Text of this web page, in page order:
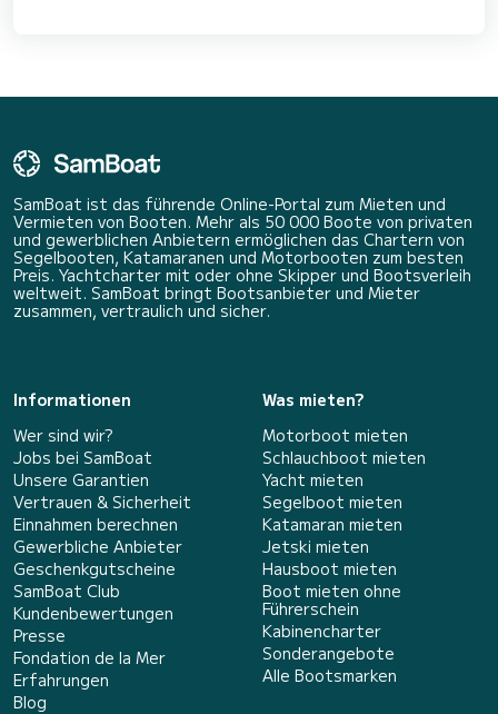
SamBoat ist das führende Online-Portal zum Mieten und
Vermieten von Booten. Mehr als 50 000 Boote von privaten
und gewerblichen Anbietern ermöglichen das Chartern von
Segelbooten, Katamaranen und Motorbooten zum besten
Preis. Yachtcharter mit oder ohne Skipper und Bootsverleih
weltweit. SamBoat bringt Bootsanbieter und Mieter
zusammen, vertraulich und sicher.
Informationen
Wer sind wir?
Jobs bei SamBoat
Unsere Garantien
Vertrauen & Sicherheit
Einnahmen berechnen
Gewerbliche Anbieter
Geschenkgutscheine
SamBoat Club
Kundenbewertungen
Presse
Fondation de la Mer
Erfahrungen
Blog
Was mieten?
Motorboot mieten
Schlauchboot mieten
Yacht mieten
Segelboot mieten
Katamaran mieten
Jetski mieten
Hausboot mieten
Boot mieten ohne
Führerschein
Kabinencharter
Sonderangebote
Alle Bootsmarken